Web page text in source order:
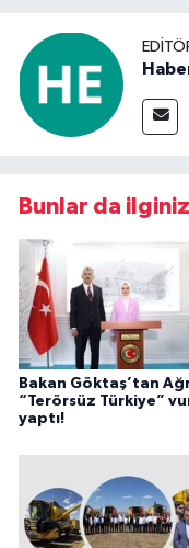
Bunlar da
Bakan Göktaş’tan
“Terörsüz Türkiye”
yaptı!